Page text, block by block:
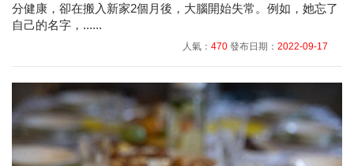
分健康，卻在搬入新家2個月後，大腦開始失常。例如，她忘了
自己的名字，......
人氣： 470 發布日期： 2022-09-17